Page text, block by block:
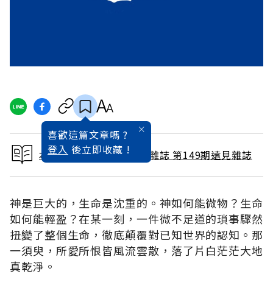
喜歡這篇文章嗎 ?
登入 後立即收藏 !
本文出自 1998 / 11月號雜誌 第149期遠見雜誌
神是巨大的，生命是沈重的。神如何能微物？生命
如何能輕盈？在某一刻，一件微不足道的瑣事驟然
扭變了整個生命，徹底顛覆對已知世界的認知。那
一須臾，所愛所恨皆風流雲散，落了片白茫茫大地
真乾淨。